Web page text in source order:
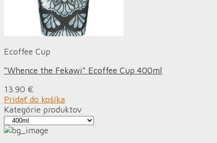
Ecoffee Cup
“Whence the Fekawi” Ecoffee Cup 400ml
13.90 €
Pridať do košíka
Kategórie produktov